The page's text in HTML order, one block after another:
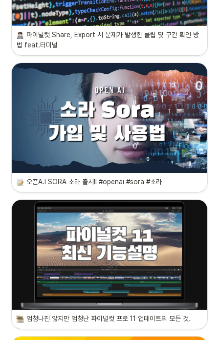
파이널컷 Share, Export 시 문제가 발생한 클립 및 구간 확인 방
법 feat.터미널
오픈A.I SORA 소라 출시!! #openai #sora #소라
엄청나진 않지만 엄청난 파이널컷 프로 11 업데이트의 모든 것.